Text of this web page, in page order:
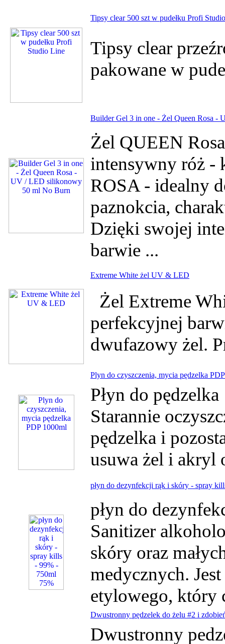
Tipsy clear 500 szt w pudełku Profi
Tipsy clear
pakowane w
Builder Gel 3 in one - Żel Queen Rosa
Żel QUEEN
intensywny róż
ROSA - idealny
paznokcia,
Dzięki swojej
barwie ...
Extreme White żel UV & LED
Żel Extreme
perfekcyjnej
dwufazowy żel.
Plyn do czyszczenia, mycia pędzelka
Płyn do
Starannie
pędzelka i
usuwa żel i akryl
płyn do dezynfekcji rąk i skóry - spray
płyn do
Sanitizer
skóry oraz
medycznych.
etylowego, który
Dwustronny pędzelek do żelu #2 i
Dwustronny